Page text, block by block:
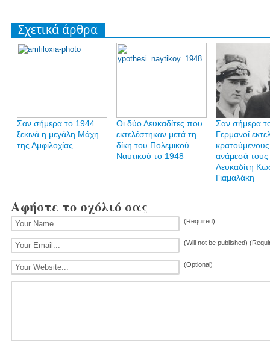
Σχετικά άρθρα
Σαν σήμερα το 1944
ξεκινά η μεγάλη Μάχη
της Αμφιλοχίας
Οι δύο Λευκαδίτες που
εκτελέστηκαν μετά τη
δίκη του Πολεμικού
Ναυτικού το 1948
Σαν σήμερα
Γερμανοί
ανάμεσά τους
Λευκαδίτη
Γιαμαλάκη
Αφήστε το σχόλιό σας
(Required)
(Will not be published)
(Optional)